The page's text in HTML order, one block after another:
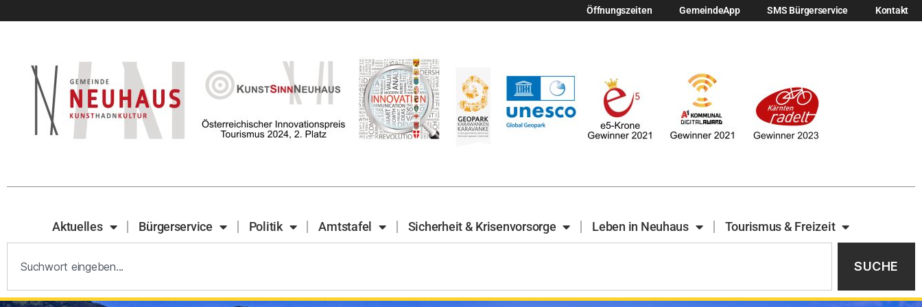
Öffnungszeiten GemeindeApp SMS Bürgerservice Kontakt
Aktuelles Bürgerservice Politik Amtstafel Sicherheit & Krisenvorsorge Leben in Neuhaus Tourismus & Freizeit
SUCHE